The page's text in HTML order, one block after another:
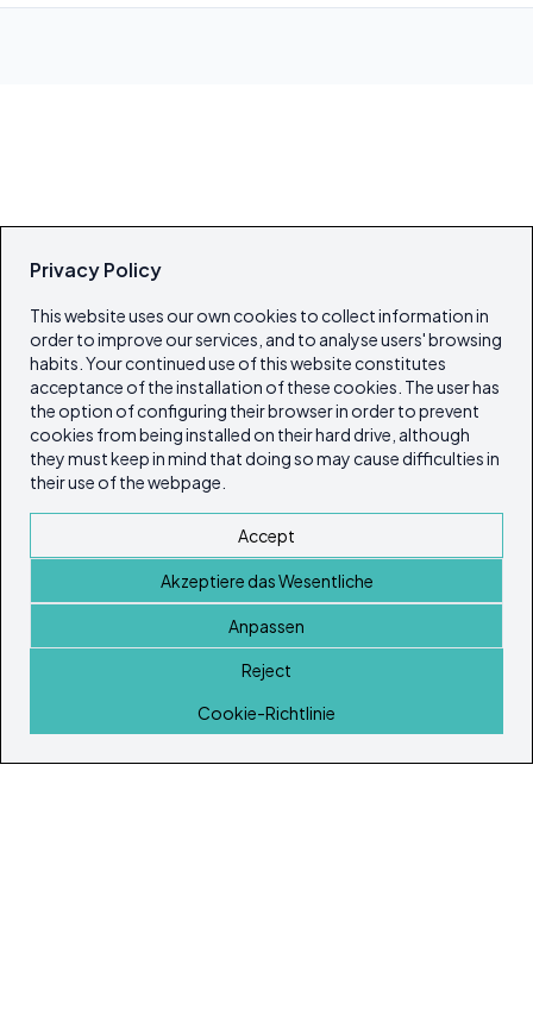
Privacy Policy
This website uses our own cookies to collect information in
order to improve our services, and to analyse users' browsing
habits. Your continued use of this website constitutes
acceptance of the installation of these cookies. The user has
the option of configuring their browser in order to prevent
cookies from being installed on their hard drive, although
they must keep in mind that doing so may cause difficulties in
their use of the webpage.
Accept
Akzeptiere das Wesentliche
Anpassen
Reject
Cookie-Richtlinie